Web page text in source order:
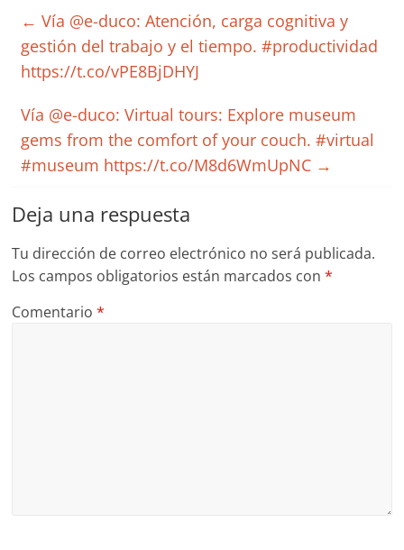
← Vía @e-duco: Atención, carga cognitiva y
gestión del trabajo y el tiempo. #productividad
https://t.co/vPE8BjDHYJ
Vía @e-duco: Virtual tours: Explore museum
gems from the comfort of your couch. #virtual
#museum https://t.co/M8d6WmUpNC →
Deja una respuesta
Tu dirección de correo electrónico no será publicada.
Los campos obligatorios están marcados con*
Comentario*